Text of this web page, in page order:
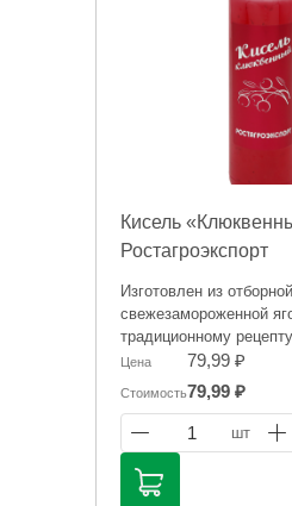
Кисель
Ростагроэкспорт
Изготовлен из отборной
свежезамороженной
традиционному
перенесенному на
высокотехнологичное
Обладает
Информация на сайте о
справочный характер
Цена 79,99 ₽
Стоимость79,99 ₽
1 шт